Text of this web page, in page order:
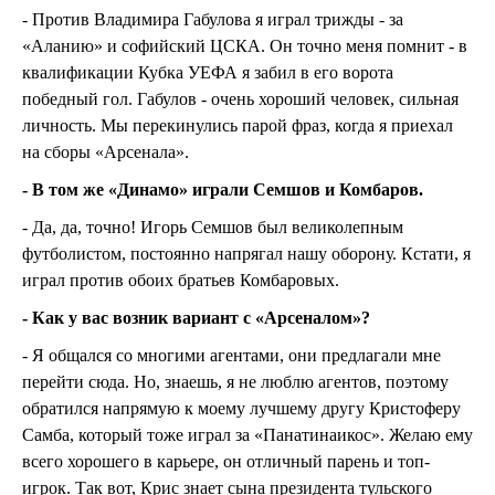
- Против Владимира Габулова я играл трижды - за
«Аланию» и софийский ЦСКА. Он точно меня помнит - в
квалификации Кубка УЕФА я забил в его ворота
победный гол. Габулов - очень хороший человек, сильная
личность. Мы перекинулись парой фраз, когда я приехал
на сборы «Арсенала».
- В том же «Динамо» играли Семшов и Комбаров.
- Да, да, точно! Игорь Семшов был великолепным
футболистом, постоянно напрягал нашу оборону. Кстати, я
играл против обоих братьев Комбаровых.
- Как у вас возник вариант с «Арсеналом»?
- Я общался со многими агентами, они предлагали мне
перейти сюда. Но, знаешь, я не люблю агентов, поэтому
обратился напрямую к моему лучшему другу Кристоферу
Самба, который тоже играл за «Панатинаикос». Желаю ему
всего хорошего в карьере, он отличный парень и топ-
игрок. Так вот, Крис знает сына президента тульского